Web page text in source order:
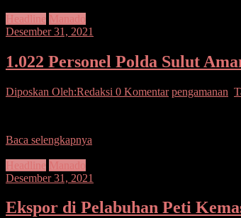
Headline Manado
Desember 31, 2021
1.022 Personel Polda Sulut
Diposkan Oleh:Redaksi 0 Komentar pengamanan
Baca selengkapnya
Headline Manado
Desember 31, 2021
Ekspor di Pelabuhan Peti